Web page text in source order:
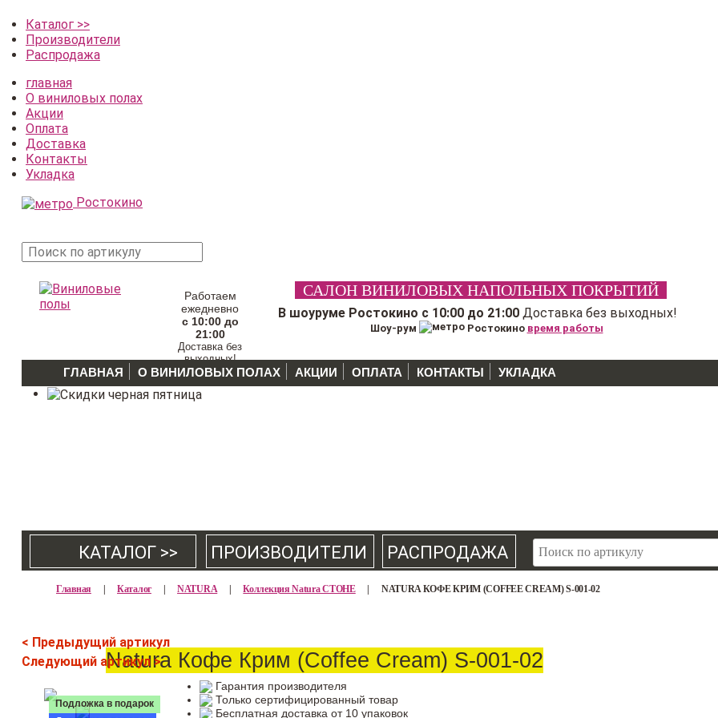
Каталог >>
Производители
Распродажа
главная
О виниловых полах
Акции
Оплата
Доставка
Контакты
Укладка
Ростокино
Работаем
ежедневно
с 10:00 до
21:00
Доставка без
выходных!
САЛОН ВИНИЛОВЫХ НАПОЛЬНЫХ ПОКРЫТИЙ
В шоуруме Ростокино с 10:00 до 21:00 Доставка без выходных!
Шоу-рум Ростокино время работы
ГЛАВНАЯ О ВИНИЛОВЫХ ПОЛАХ АКЦИИ ОПЛАТА КОНТАКТЫ УКЛАДКА
КАТАЛОГ >> ПРОИЗВОДИТЕЛИ РАСПРОДАЖА
Главная | Каталог | NATURA | Коллекция Natura СТОНЕ | NATURA КОФЕ КРИМ (COFFEE CREAM) S-001-02
< Предыдущий артикул
Следующий артикул >Natura Кофе Крим (Coffee Cream) S-001-02
Подложка в подарок
Гарантия производителя
Только сертифицированный товар
Бесплатная доставка от 10 упаковок